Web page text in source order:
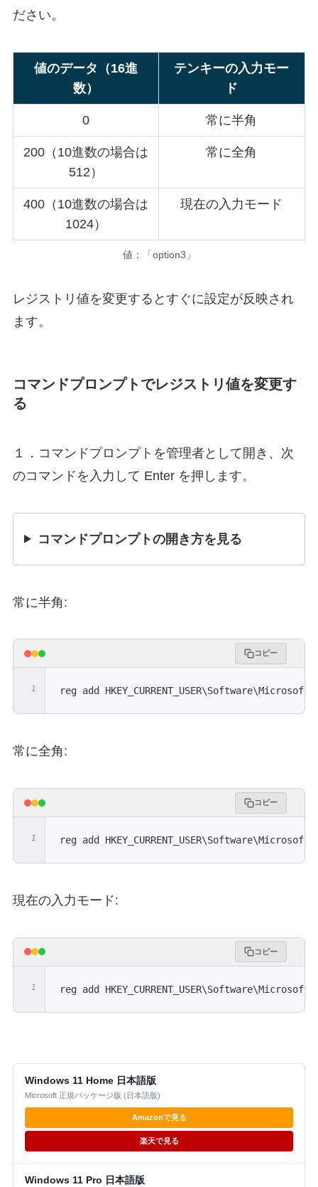
ださい。
値のデータ（16進
数）
テンキーの入力モー
ド
0 常に半角
200（10進数の場合は
512）
常に全角
400（10進数の場合は
1024）
現在の入力モード
値：「option3」
レジストリ値を変更するとすぐに設定が反映され
ます。
コマンドプロンプトでレジストリ値を変更す
る
１．コマンドプロンプトを管理者として開き、次
のコマンドを入力して Enter を押します。
コマンドプロンプトの開き方を見る
常に半角:
コピー
reg add
常に全角:
コピー
reg add
現在の入力モード:
コピー
reg add
Windows 11 Home 日本語版
Microsoft 正規パッケージ版 (日本語版)
Amazonで見る
楽天で見る
Windows 11 Pro 日本語版